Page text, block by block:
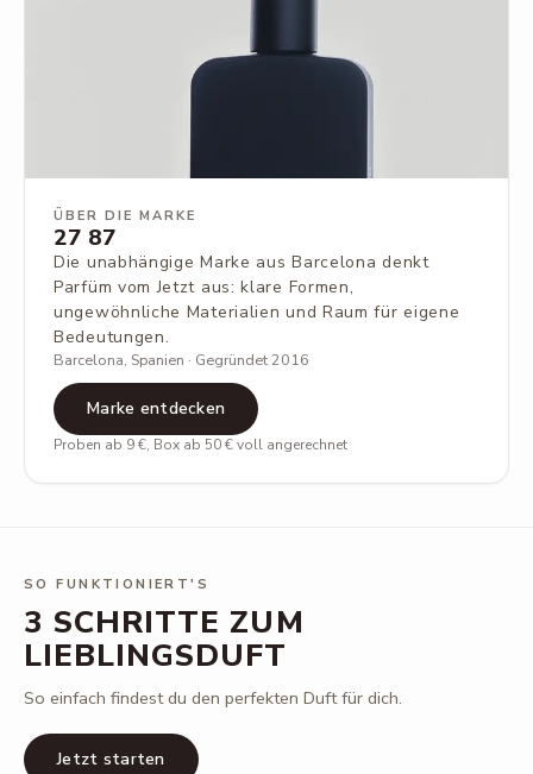
ÜBER DIE MARKE
27 87
Die unabhängige Marke aus Barcelona denkt
Parfüm vom Jetzt aus: klare Formen,
ungewöhnliche Materialien und Raum für eigene
Bedeutungen.
Barcelona, Spanien · Gegründet 2016
Marke entdecken
Proben ab 9 €, Box ab 50 € voll angerechnet
SO FUNKTIONIERT'S
3 SCHRITTE ZUM
LIEBLINGSDUFT
So einfach findest du den perfekten Duft für dich.
Jetzt starten